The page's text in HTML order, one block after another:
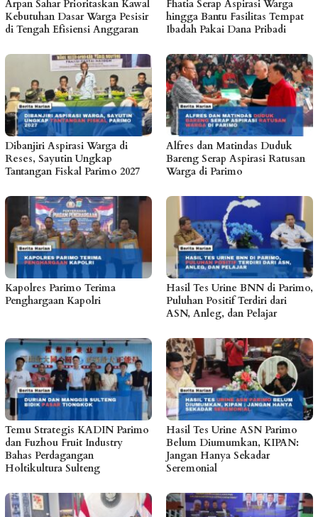
Arpan Sahar Prioritaskan Kawal
Kebutuhan Dasar Warga Pesisir
di Tengah Efisiensi Anggaran
Fhatia Serap Aspirasi Warga
hingga Bantu Fasilitas Tempat
Ibadah Pakai Dana Pribadi
Dibanjiri Aspirasi Warga di
Reses, Sayutin Ungkap
Tantangan Fiskal Parimo 2027
Alfres dan Matindas Duduk
Bareng Serap Aspirasi Ratusan
Warga di Parimo
Kapolres Parimo Terima
Penghargaan Kapolri
Hasil Tes Urine BNN di Parimo,
Puluhan Positif Terdiri dari
ASN, Anleg, dan Pelajar
Temu Strategis KADIN Parimo
dan Fuzhou Fruit Industry
Bahas Perdagangan
Holtikultura Sulteng
Hasil Tes Urine ASN Parimo
Belum Diumumkan, KIPAN:
Jangan Hanya Sekadar
Seremonial